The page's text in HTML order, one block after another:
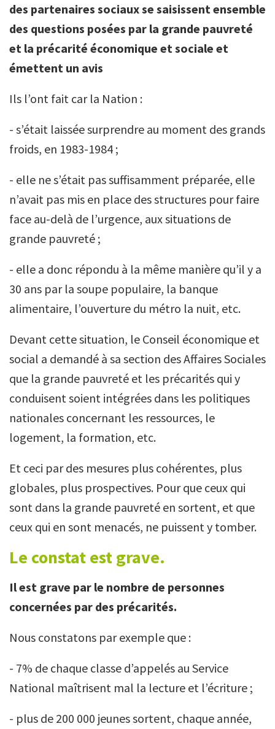
des partenaires sociaux se saisissent ensemble
des questions posées par la grande pauvreté
et la précarité économique et sociale et
émettent un avis
Ils l’ont fait car la Nation :
- s’était laissée surprendre au moment des grands
froids, en 1983-1984 ;
- elle ne s’était pas suffisamment préparée, elle
n’avait pas mis en place des structures pour faire
face au-delà de l’urgence, aux situations de
grande pauvreté ;
- elle a donc répondu à la même manière qu’il y a
30 ans par la soupe populaire, la banque
alimentaire, l’ouverture du métro la nuit, etc.
Devant cette situation, le Conseil économique et
social a demandé à sa section des Affaires Sociales
que la grande pauvreté et les précarités qui y
conduisent soient intégrées dans les politiques
nationales concernant les ressources, le
logement, la formation, etc.
Et ceci par des mesures plus cohérentes, plus
globales, plus prospectives. Pour que ceux qui
sont dans la grande pauvreté en sortent, et que
ceux qui en sont menacés, ne puissent y tomber.
Le constat est grave.
Il est grave par le nombre de personnes
concernées par des précarités.
Nous constatons par exemple que :
- 7% de chaque classe d’appelés au Service
National maîtrisent mal la lecture et l’écriture ;
- plus de 200 000 jeunes sortent, chaque année,